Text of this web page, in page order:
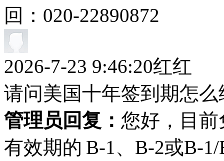
回：020-22890872
2026-7-23 9:46:20红红
请问美国十年签到期怎
管理员回复： 您好，目
有效期的 B-1、B-2或B-